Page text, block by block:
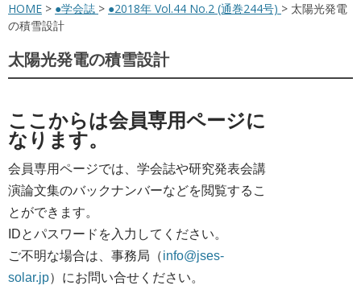
HOME > ●学会誌 > ●2018年 Vol.44 No.2 (通巻244号) > 太陽光発電
の積雪設計
太陽光発電の積雪設計
ここからは会員専用ページに
なります。
会員専用ページでは、学会誌や研究発表会講
演論文集のバックナンバーなどを閲覧するこ
とができます。
IDとパスワードを入力してください。
ご不明な場合は、事務局（info@jses-
solar.jp）にお問い合せください。